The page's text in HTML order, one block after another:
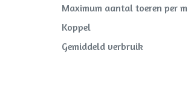
Maximum aantal toeren per
Koppel
Gemiddeld verbruik